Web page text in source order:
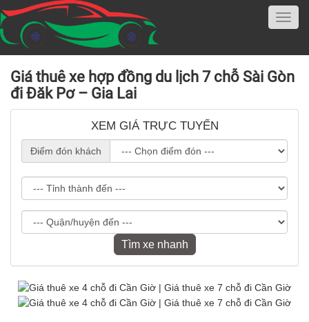
Giá thuê xe hợp đồng du lịch 7 chỗ Sài Gòn
đi Đăk Pơ – Gia Lai
XEM GIÁ TRỰC TUYẾN
Điểm đón khách
Tìm xe nhanh